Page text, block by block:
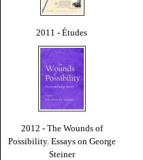
2011 - Études
2012 - The Wounds of
Possibility. Essays on George
Steiner